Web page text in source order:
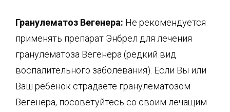
Гранулематоз Вегенера: Не рекомендуется
применять препарат Энбрел для лечения
гранулематоза Вегенера (редкий вид
воспалительного заболевания). Если Вы или
Ваш ребенок страдаете гранулематозом
Вегенера, посоветуйтесь со своим лечащим